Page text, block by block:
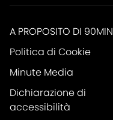
A PROPOSITO DI 90MIN
Politica di Cookie
Minute Media
Dichiarazione di
accessibilità